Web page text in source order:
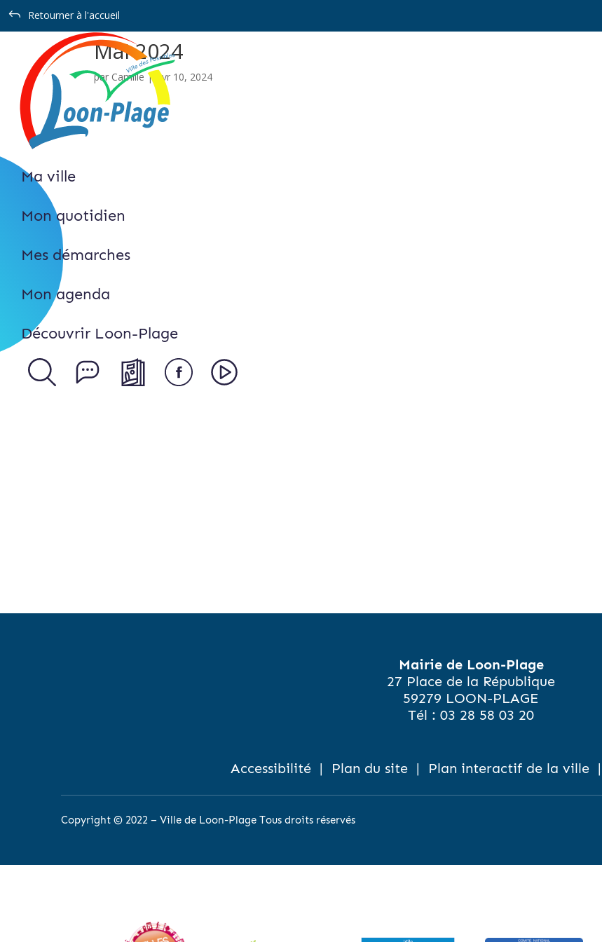
J Retourner à l'accueil
Ma ville
Mon quotidien
Mes démarches
Mon agenda
Découvrir Loon-Plage
Mai 2024
par Camille | Avr 10, 2024
Mairie de Loon-Plage
27 Place de la République
59279 LOON-PLAGE
Tél : 03 28 58 03 20
Accessibilité| Plan du site| Plan interactif de la ville|
Copyright © 2022 – Ville de Loon-Plage Tous droits réservés
Panneau de gestion des cookies